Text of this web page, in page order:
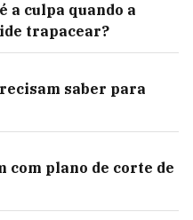
a culpa quando a
trapacear?
saber para
com plano de corte de